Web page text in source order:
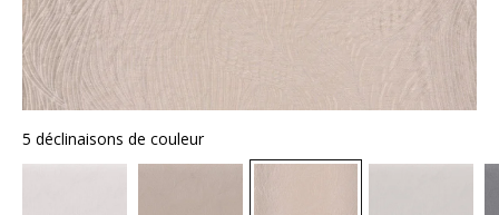
5 déclinaisons de couleur